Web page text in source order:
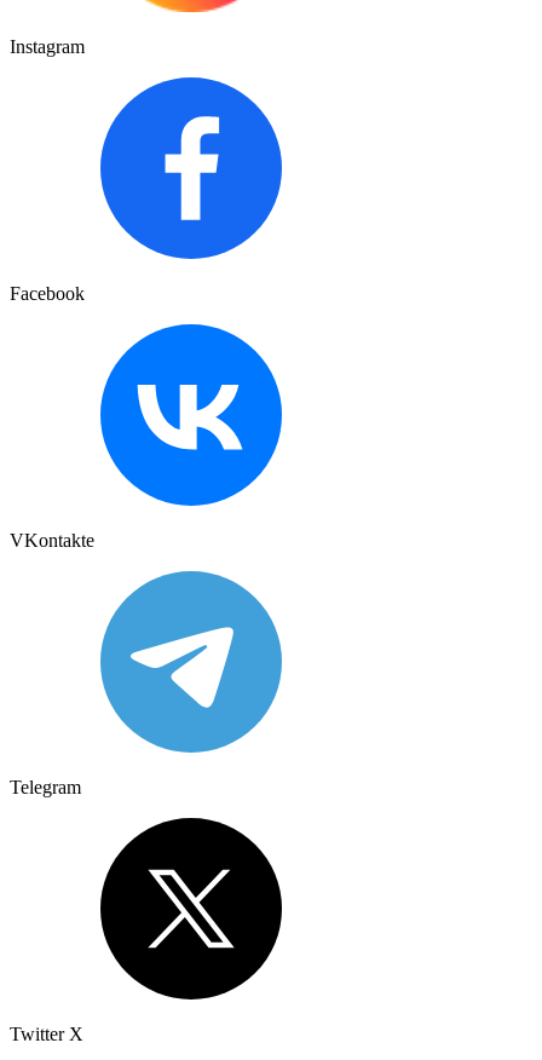
Instagram
Facebook
VKontakte
Telegram
Twitter X